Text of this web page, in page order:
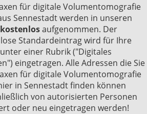
für digitale Volumentomografie
Sennestadt werden in unseren
kostenlosaufgenommen. Der
Standardeintrag wird für Ihre
einer Rubrik ("Digitales
eingetragen. Alle Adressen die Sie
für digitale Volumentomografie
in Sennestadt finden können
von autorisierten Personen
oder neu eingetragen werden!